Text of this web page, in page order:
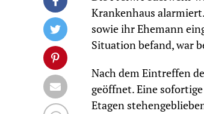
Krankenhaus
sowie ihr Ehemann
Situation befand, war
Nach dem Eintreffen
geöffnet. Eine
Etagen